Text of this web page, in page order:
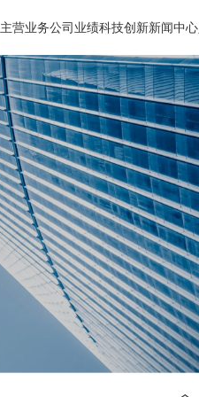
主营业务公司业绩科技创新新闻中心